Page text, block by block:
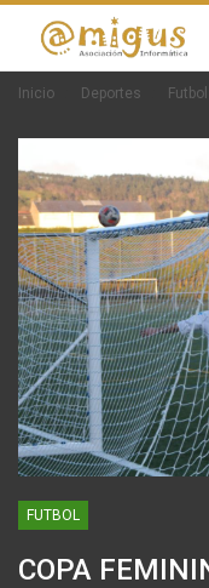
Inicio Deportes Futbol
FUTBOL
COPA